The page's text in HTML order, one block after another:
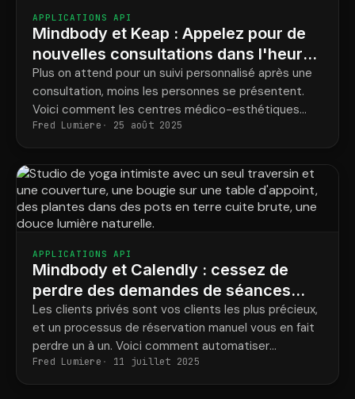
APPLICATIONS API
Mindbody et Keap : Appelez pour de
nouvelles consultations dans l'heure,
pas le lendemain
Plus on attend pour un suivi personnalisé après une
consultation, moins les personnes se présentent.
Voici comment les centres médico-esthétiques
contactent chaque nouveau prospect en moins
d'une heure.
Fred Lumiere 25 août 2025
APPLICATIONS API
Mindbody et Calendly : cessez de
perdre des demandes de séances
privées à cause d’un entonnoir
défaillant
Les clients privés sont vos clients les plus précieux,
et un processus de réservation manuel vous en fait
perdre un à un. Voici comment automatiser
l'ensemble du processus.
Fred Lumiere 11 juillet 2025